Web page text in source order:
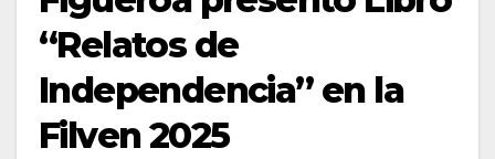
“Relatos de
Independencia” en la
Filven 2025